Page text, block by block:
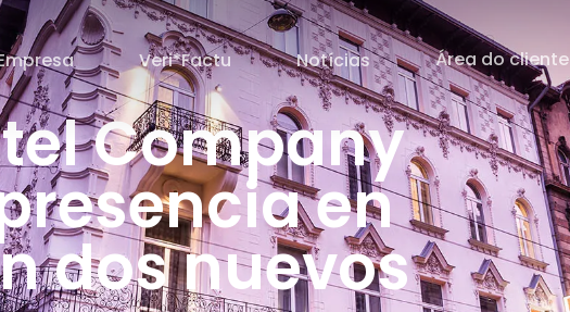
Veri*Factu Notícias Área do cliente
Company
en
dos nuevos